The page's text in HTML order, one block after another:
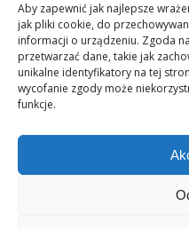
Aby zapewnić jak najlepsze
jak pliki cookie, do
informacji o urządzeniu. Zgoda
przetwarzać dane, takie jak
unikalne identyfikatory na tej
wycofanie zgody może
funkcje.
Daria
17